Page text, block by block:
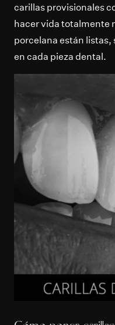
carillas provisionales
hacer vida totalmente
porcelana están listas,
en cada pieza dental.